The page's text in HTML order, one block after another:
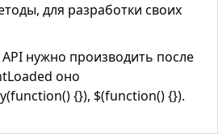
для разработки своих
нужно производить после
оно
{}), $(function() {}).